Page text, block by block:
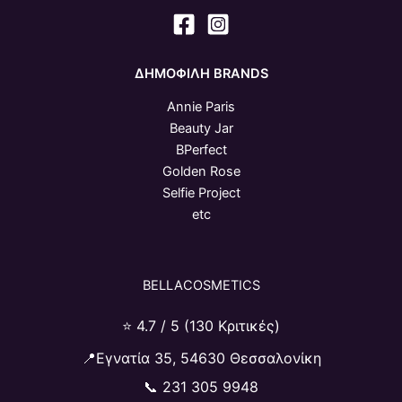
ΔΗΜΟΦΙΛΗ BRANDS
Annie Paris
Beauty Jar
BPerfect
Golden Rose
Selfie Project
etc
BELLACOSMETICS
⭐ 4.7 / 5 (130 Κριτικές)
📍Εγνατία 35, 54630 Θεσσαλονίκη
📞 231 305 9948